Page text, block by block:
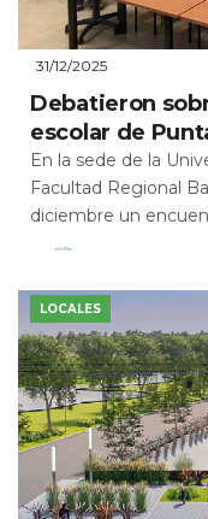
31/12/2025
Debatieron
escolar de
En la sede de la
Facultad Regional
diciembre un
Leer Más
LOCALES